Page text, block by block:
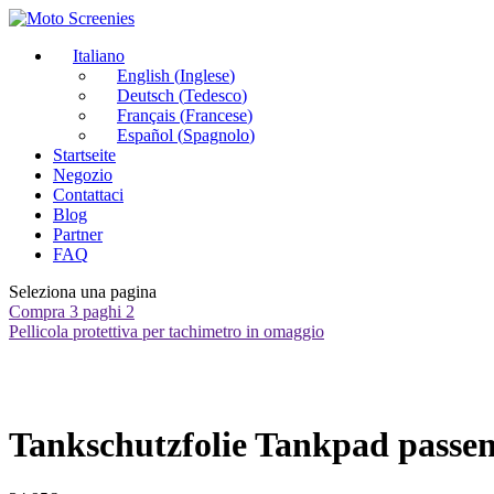
Italiano
English (Inglese)
Deutsch (Tedesco)
Français (Francese)
Español (Spagnolo)
Startseite
Negozio
Contattaci
Blog
Partner
FAQ
Seleziona una pagina
Compra 3 paghi 2
Pellicola protettiva per tachimetro in omaggio
Tankschutzfolie Tankpad